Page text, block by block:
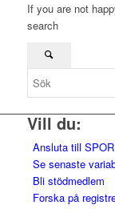
If you are not
search
Vill du:
Ansluta till SPOR
Se senaste
Bli stödmedlem
Forska på